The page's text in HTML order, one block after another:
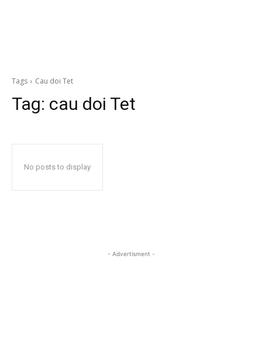
Tags Cau doi Tet
Tag: cau doi Tet
No posts to display
- Advertisment -